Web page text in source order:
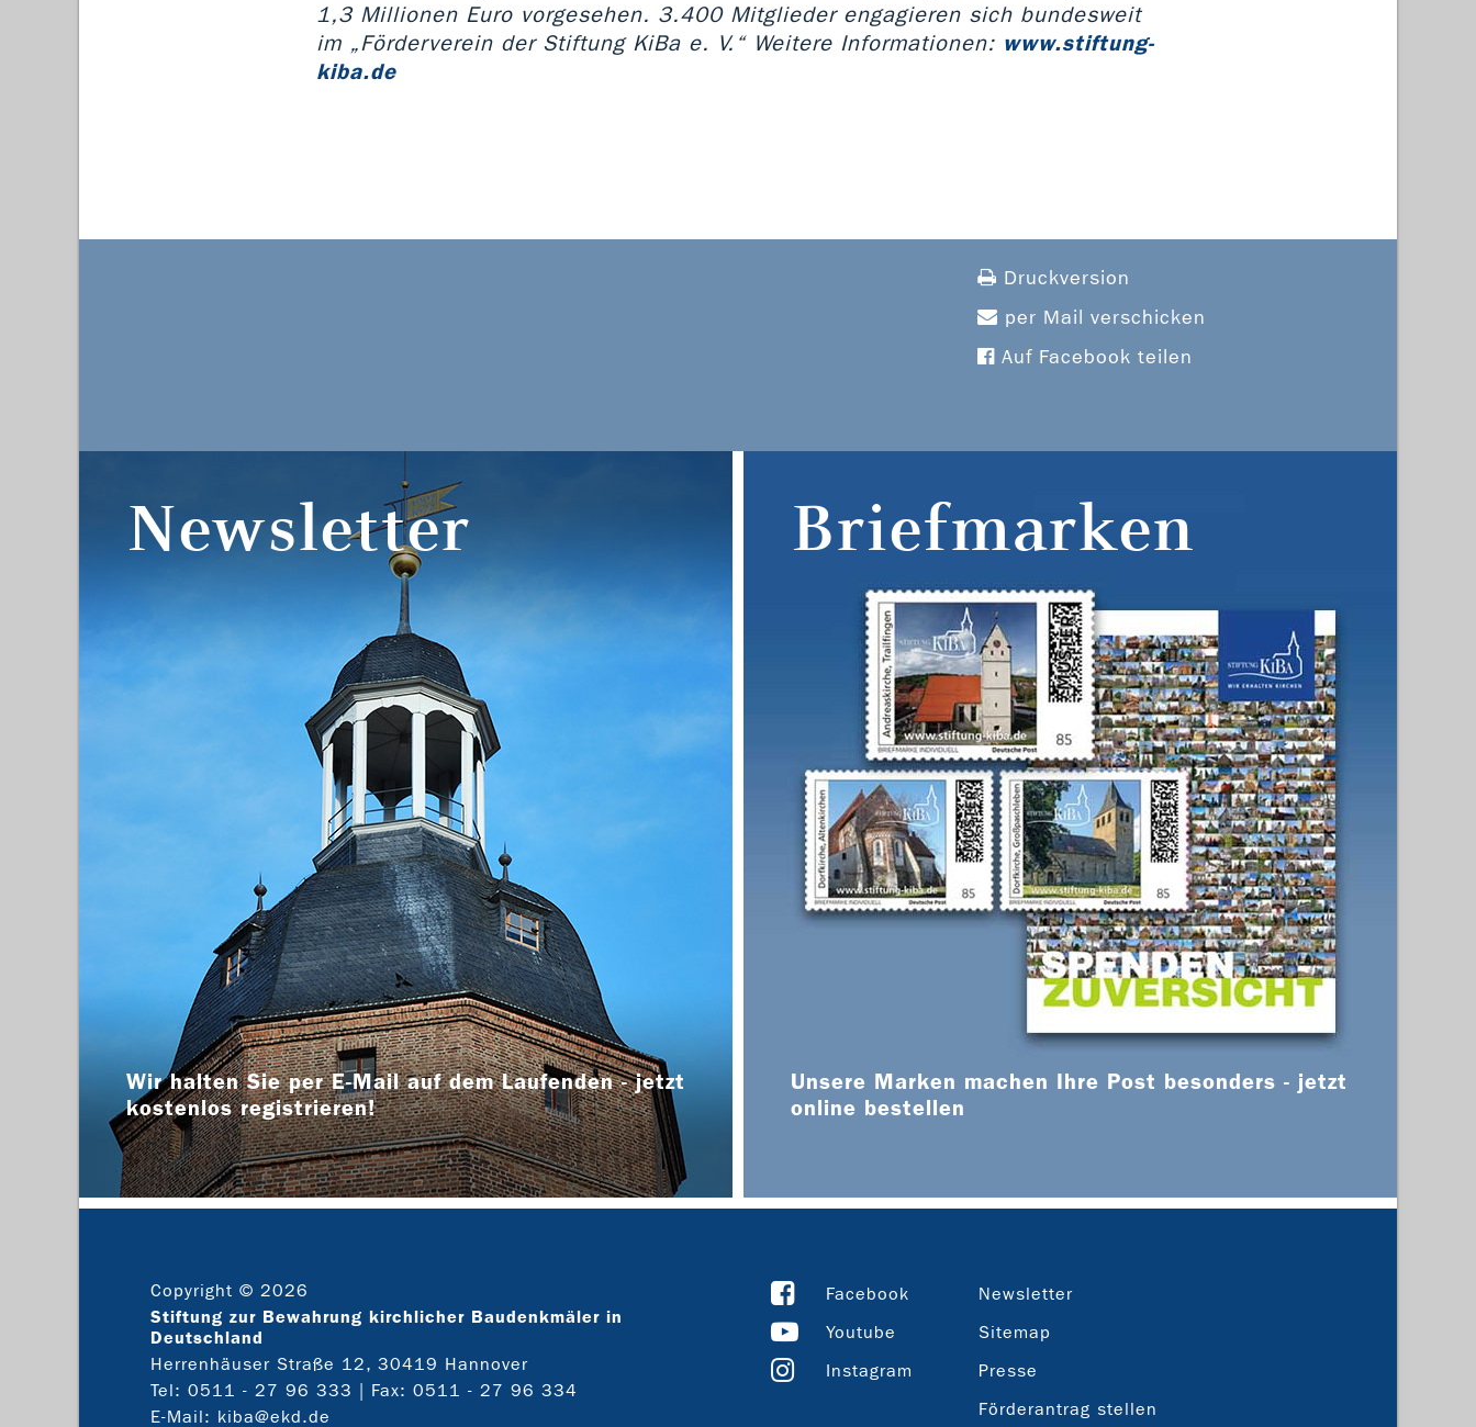
1,3 Millionen Euro vorgesehen. 3.400 Mitglieder engagieren sich bundesweit
im „Förderverein der Stiftung KiBa e. V.“ Weitere Informationen: www.stiftung-
kiba.de
Druckversion
per Mail verschicken
Auf Facebook teilen
Newsletter
Wir halten Sie per E-Mail auf dem Laufenden - jetzt
kostenlos registrieren!
Briefmarken
Unsere Marken machen Ihre Post besonders - jetzt
online bestellen
Copyright © 2026
Stiftung zur Bewahrung kirchlicher Baudenkmäler in
Deutschland
Herrenhäuser Straße 12, 30419 Hannover
Tel: 0511 - 27 96 333 | Fax: 0511 - 27 96 334
E-Mail: kiba@ekd.de
Facebook
Youtube
Instagram
Newsletter
Sitemap
Presse
Förderantrag stellen